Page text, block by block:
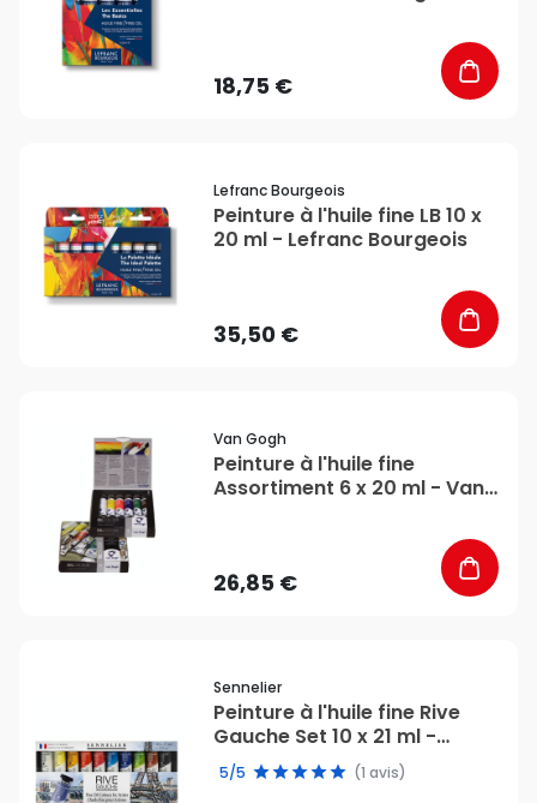
18,75 €
Lefranc Bourgeois
Peinture à l'huile fine LB 10 x
20 ml - Lefranc Bourgeois
35,50 €
Van Gogh
Peinture à l'huile fine
Assortiment 6 x 20 ml - Van
26,85 €
Sennelier
Peinture à l'huile fine Rive
Gauche Set 10 x 21 ml -
Sennelier
5/5 (1 avis)